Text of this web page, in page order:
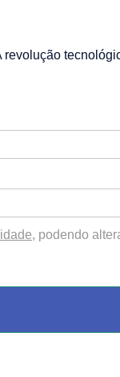
, podendo